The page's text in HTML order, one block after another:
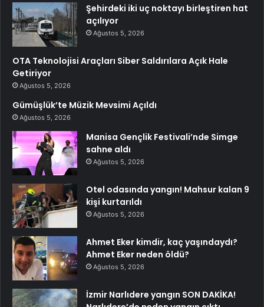
Şehirdeki iki uç noktayı birleştiren hat
açılıyor
Ağustos 5, 2026
OTA Teknolojisi Araçları Siber Saldırılara Açık Hale
Getiriyor
Ağustos 5, 2026
Gümüşlük’te Müzik Mevsimi Açıldı
Ağustos 5, 2026
Manisa Gençlik Festivali’nde Simge
sahne aldı
Ağustos 5, 2026
Otel odasında yangın! Mahsur kalan 9
kişi kurtarıldı
Ağustos 5, 2026
Ahmet Eker kimdir, kaç yaşındaydı?
Ahmet Eker neden öldü?
Ağustos 5, 2026
İzmir Narlıdere yangın SON DAKİKA!